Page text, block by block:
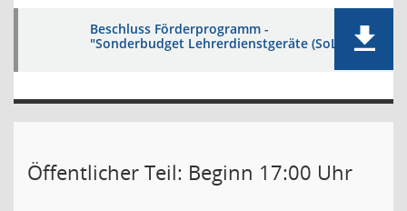
Beschluss Förderprogramm -
"Sonderbudget Lehrerdienstgeräte (SoLD)"
Öffentlicher Teil: Beginn 17:00 Uhr